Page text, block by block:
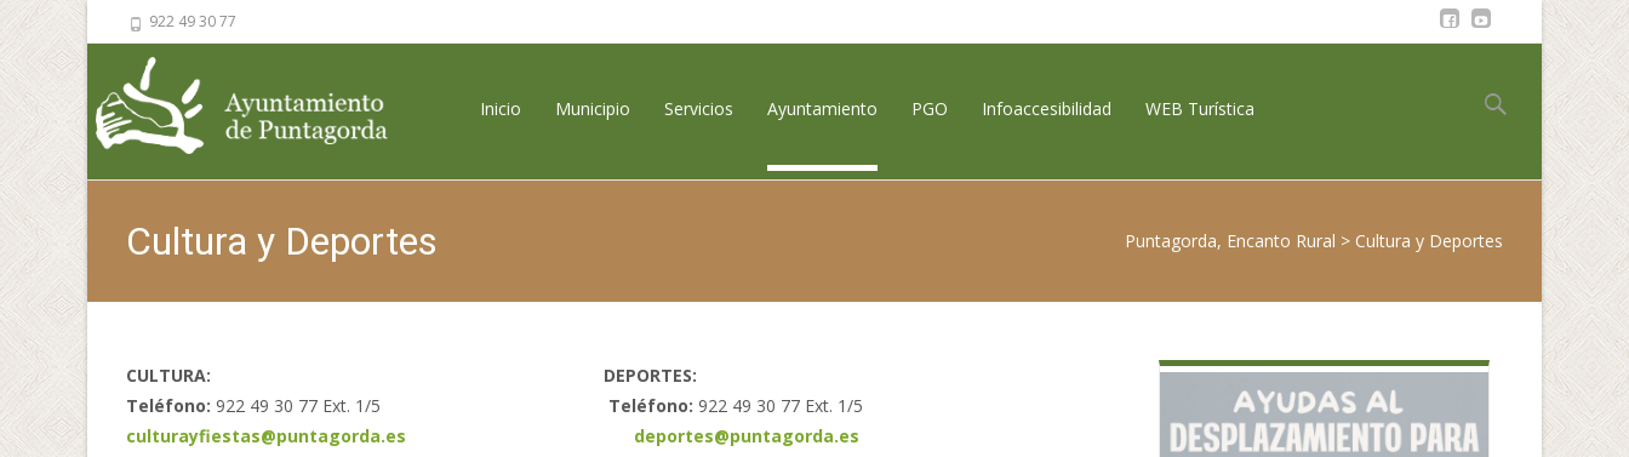
922 49 30 77
Inicio
Municipio Servicios Ayuntamiento PGO Infoaccesibilidad WEB Turística
Buscar:
Cultura y Deportes Puntagorda, Encanto Rural > Cultura y Deportes
CULTURA: DEPORTES:
Teléfono: 922 49 30 77 Ext. 1/5 Teléfono: 922 49 30 77 Ext. 1/5
culturayfiestas@puntagorda.es
deportes@puntagorda.es